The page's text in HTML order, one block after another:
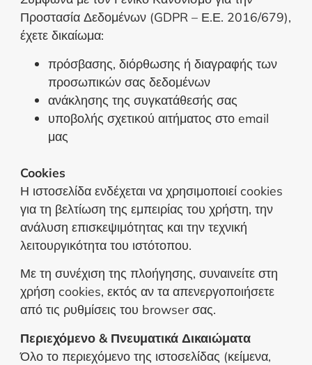
Προστασία Δεδομένων (GDPR – Ε.Ε. 2016/679),
έχετε δικαίωμα:
πρόσβασης, διόρθωσης ή διαγραφής των
προσωπικών σας δεδομένων
ανάκλησης της συγκατάθεσής σας
υποβολής σχετικού αιτήματος στο email
μας
Cookies
Η ιστοσελίδα ενδέχεται να χρησιμοποιεί cookies
για τη βελτίωση της εμπειρίας του χρήστη, την
ανάλυση επισκεψιμότητας και την τεχνική
λειτουργικότητα του ιστότοπου.
Με τη συνέχιση της πλοήγησης, συναινείτε στη
χρήση cookies, εκτός αν τα απενεργοποιήσετε
από τις ρυθμίσεις του browser σας.
Περιεχόμενο & Πνευματικά Δικαιώματα
Όλο το περιεχόμενο της ιστοσελίδας (κείμενα,